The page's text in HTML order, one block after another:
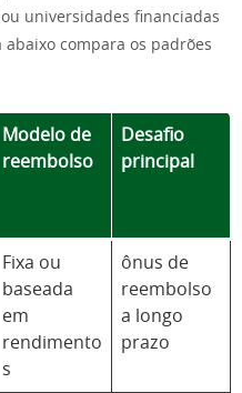
universidades financiadas
compara os padrões
Modelo de
reembolso
Desafio
principal
Fixa ou
baseada
em
rendimento
s
ônus de
reembolso
a longo
prazo